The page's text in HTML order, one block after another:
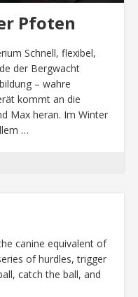
Pfoten
Schnell, flexibel,
der Bergwacht
– wahre
kommt an die
Max heran. Im Winter
…
canine equivalent of
of hurdles, trigger
catch the ball, and